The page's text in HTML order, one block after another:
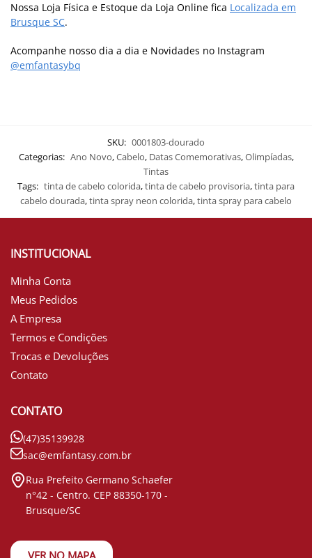
Nossa Loja Física e Estoque da Loja Online fica Localizada em
Brusque SC.
Acompanhe nosso dia a dia e Novidades no Instagram
@emfantasybq
SKU: 0001803-dourado
Categorias: Ano Novo,Cabelo, Datas Comemorativas,Olimpíadas,
Tintas
Tags: tinta de cabelo colorida,tinta de cabelo provisoria,tinta para
cabelo dourada,tinta spray neon colorida,tinta spray para cabelo
INSTITUCIONAL
Minha Conta
Meus Pedidos
A Empresa
Termos e Condições
Trocas e Devoluções
Contato
CONTATO
(47)35139928
sac@emfantasy.com.br
Rua Prefeito Germano Schaefer
n°42 - Centro. CEP 88350-170 -
Brusque/SC
VER NO MAPA